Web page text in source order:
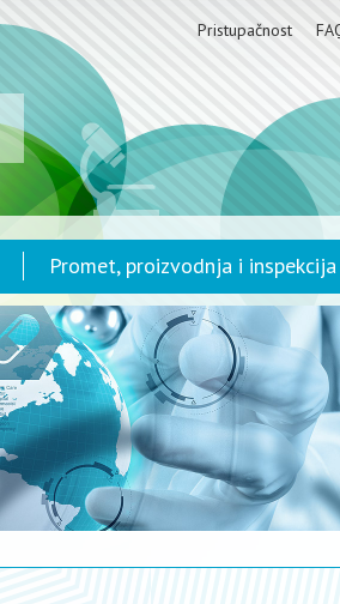
Pristupačnost
Promet, proizvodnja i inspekcija